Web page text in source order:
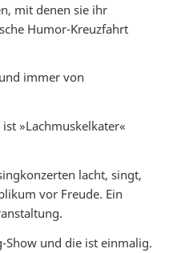
mit denen sie ihr
Humor-Kreuzfahrt
immer von
»Lachmuskelkater«
lacht, singt,
vor Freude. Ein
Show und die ist einmalig.